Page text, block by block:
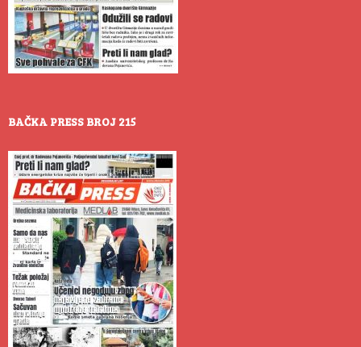
BAČKA PRESS BROJ 215